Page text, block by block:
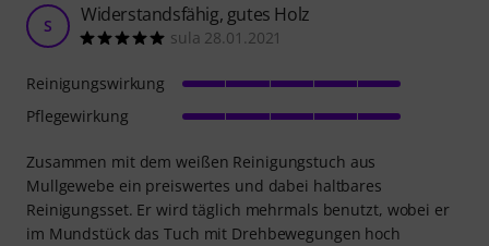
S Widerstandsfähig, gutes Holz
sula 28.01.2021
Zusammen mit dem weißen Reinigungstuch aus
Mullgewebe ein preiswertes und dabei haltbares
Reinigungsset. Er wird täglich mehrmals benutzt, wobei er
im Mundstück das Tuch mit Drehbewegungen hoch
Reinigungswirkung
Pflegewirkung